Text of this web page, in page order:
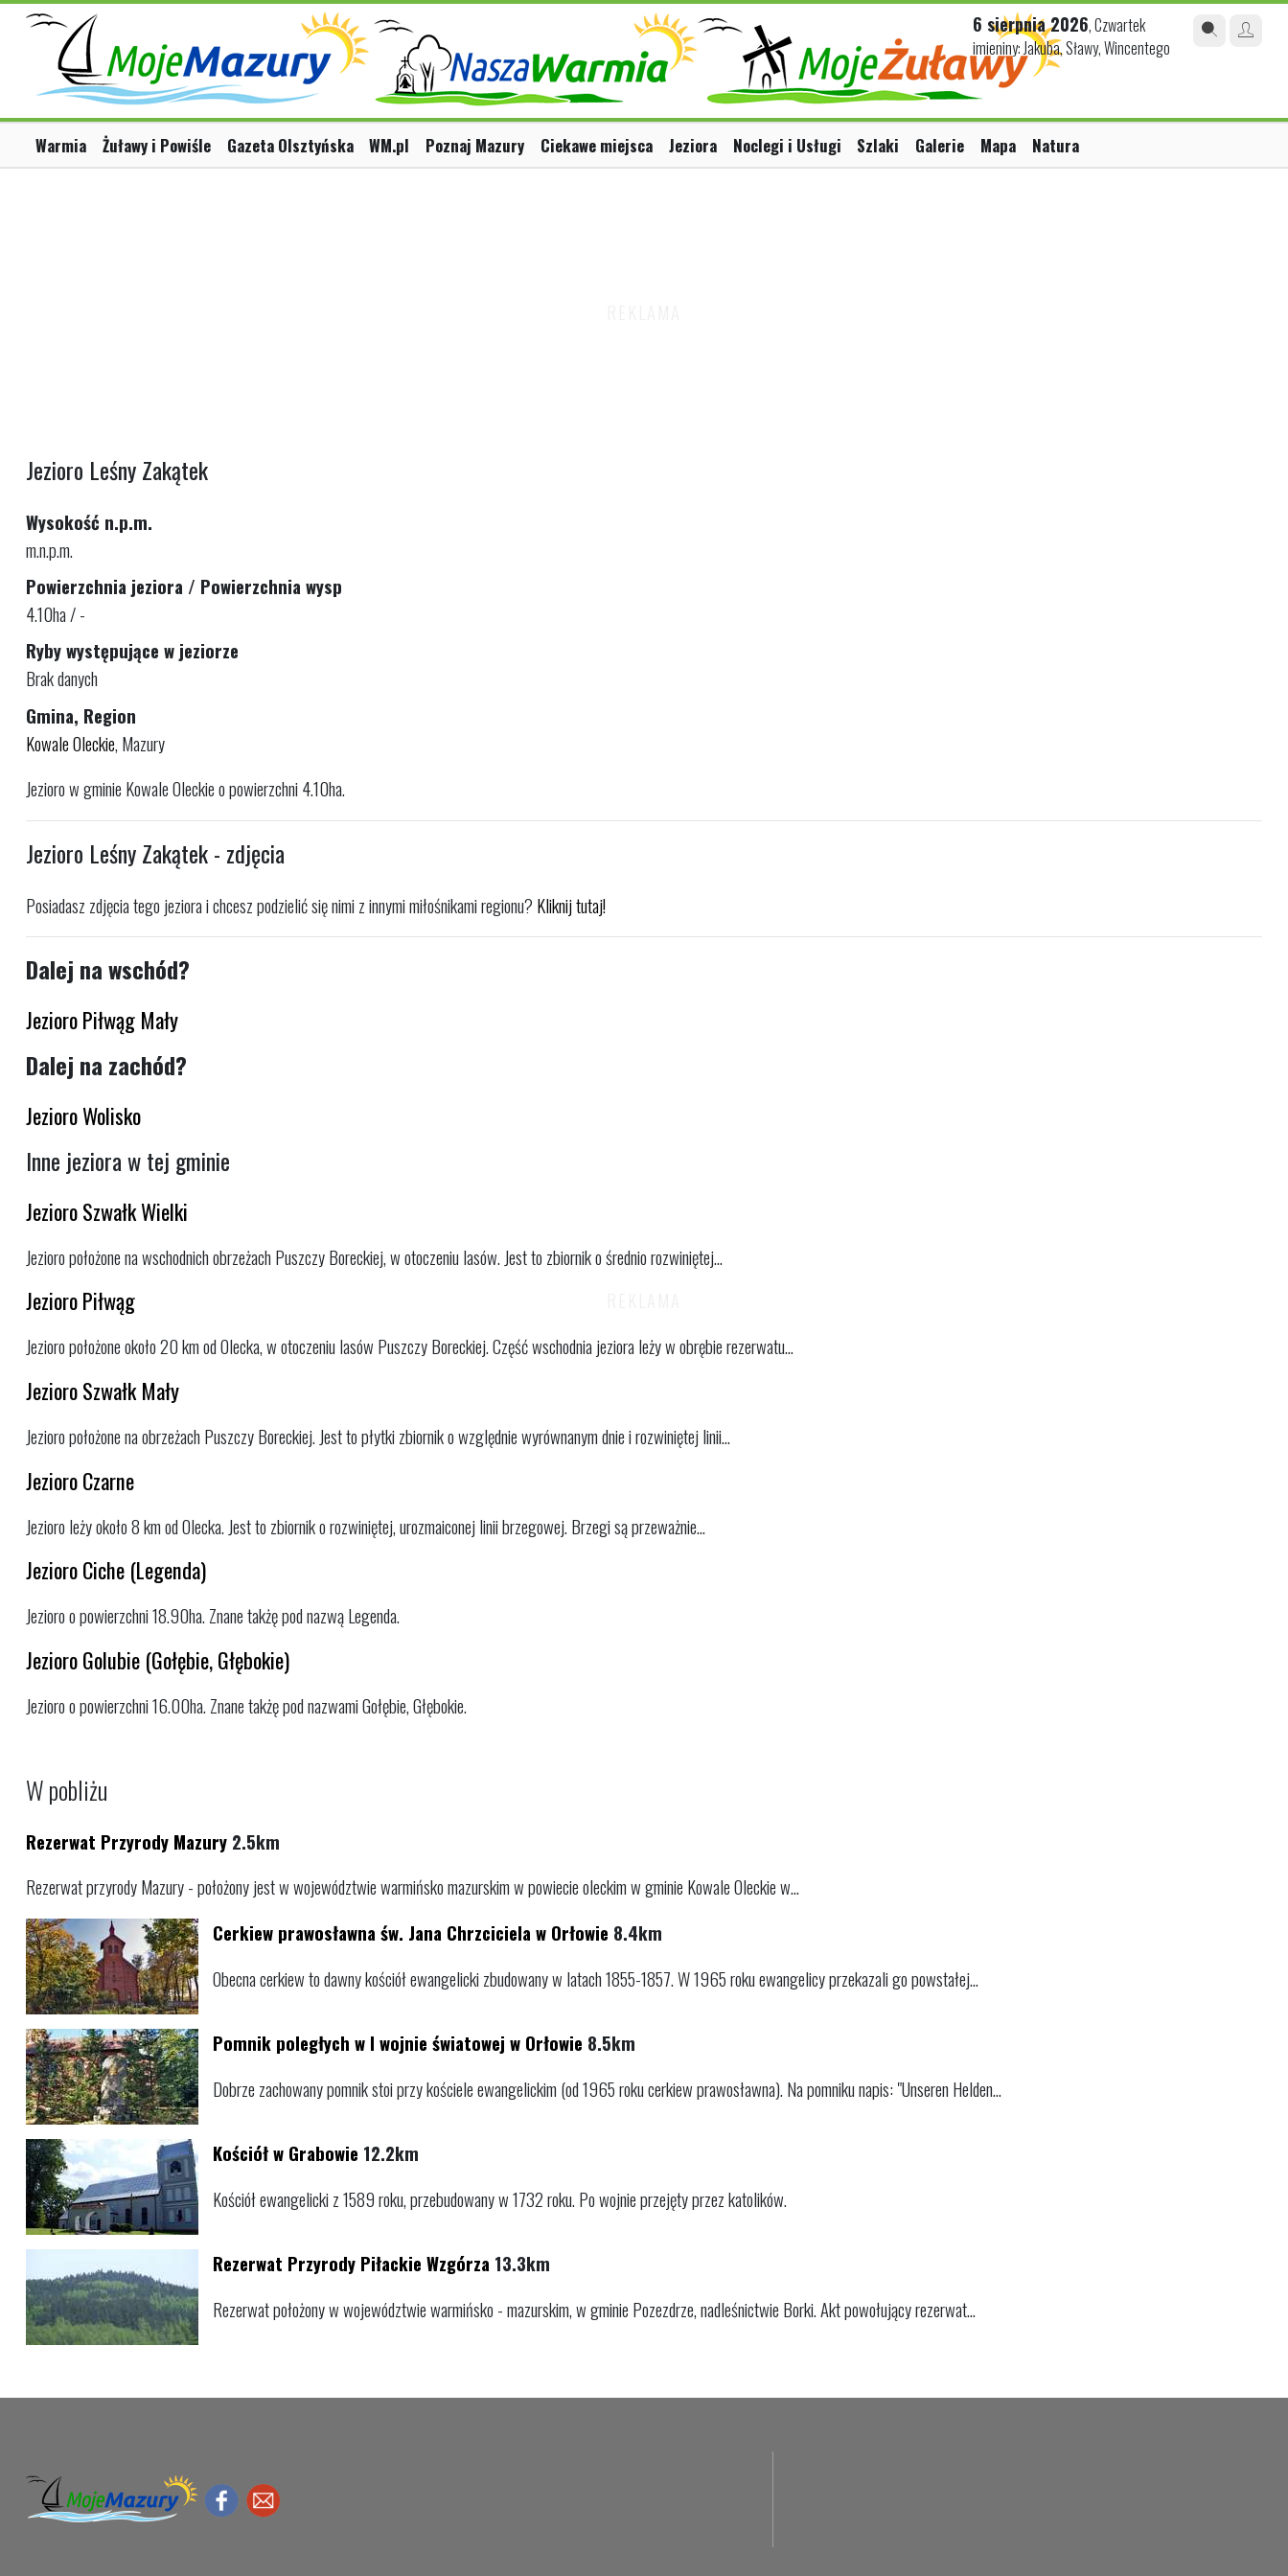
6 sierpnia 2026, Czwartek
imieniny: Jakuba, Sławy, Wincentego
Warmia Żuławy i Powiśle Gazeta Olsztyńska WM.pl Poznaj Mazury Ciekawe miejsca Jeziora Noclegi i Usługi Szlaki Galerie Mapa Natura
Jezioro Leśny Zakątek
Wysokość n.p.m.
m.n.p.m.
Powierzchnia jeziora / Powierzchnia wysp
4.10ha / -
Ryby występujące w jeziorze
Brak danych
Gmina, Region
Kowale Oleckie, Mazury
Jezioro w gminie Kowale Oleckie o powierzchni 4.10ha.
Jezioro Leśny Zakątek - zdjęcia
Posiadasz zdjęcia tego jeziora i chcesz podzielić się nimi z innymi miłośnikami regionu? Kliknij tutaj!
Dalej na wschód?
Jezioro Piłwąg Mały
Dalej na zachód?
Jezioro Wolisko
Inne jeziora w tej gminie
Jezioro Szwałk Wielki
Jezioro położone na wschodnich obrzeżach Puszczy Boreckiej, w otoczeniu lasów. Jest to zbiornik o średnio rozwiniętej...
Jezioro Piłwąg
Jezioro położone około 20 km od Olecka, w otoczeniu lasów Puszczy Boreckiej. Część wschodnia jeziora leży w obrębie rezerwatu...
Jezioro Szwałk Mały
Jezioro położone na obrzeżach Puszczy Boreckiej. Jest to płytki zbiornik o względnie wyrównanym dnie i rozwiniętej linii...
Jezioro Czarne
Jezioro leży około 8 km od Olecka. Jest to zbiornik o rozwiniętej, urozmaiconej linii brzegowej. Brzegi są przeważnie...
Jezioro Ciche (Legenda)
Jezioro o powierzchni 18.90ha. Znane takżę pod nazwą Legenda.
Jezioro Golubie (Gołębie, Głębokie)
Jezioro o powierzchni 16.00ha. Znane takżę pod nazwami Gołębie, Głębokie.
W pobliżu
Rezerwat Przyrody Mazury 2.5km
Rezerwat przyrody Mazury - położony jest w województwie warmińsko mazurskim w powiecie oleckim w gminie Kowale Oleckie w...
Cerkiew prawosławna św. Jana Chrzciciela w Orłowie 8.4km
Obecna cerkiew to dawny kościół ewangelicki zbudowany w latach 1855-1857. W 1965 roku ewangelicy przekazali go powstałej...
Pomnik poległych w I wojnie światowej w Orłowie 8.5km
Dobrze zachowany pomnik stoi przy kościele ewangelickim (od 1965 roku cerkiew prawosławna). Na pomniku napis: "Unseren Helden...
Kościół w Grabowie 12.2km
Kościół ewangelicki z 1589 roku, przebudowany w 1732 roku. Po wojnie przejęty przez katolików.
Rezerwat Przyrody Piłackie Wzgórza 13.3km
Rezerwat położony w województwie warmińsko - mazurskim, w gminie Pozezdrze, nadleśnictwie Borki. Akt powołujący rezerwat...